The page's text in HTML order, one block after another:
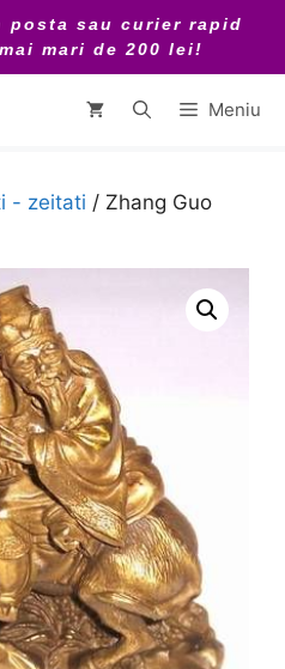
sau curier rapid
mari de 200 lei!
Meniu
- zeitati / Zhang Guo